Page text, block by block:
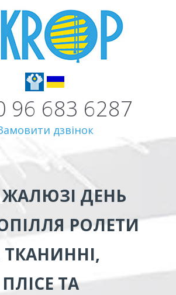
96 683 6287
дзвінок
ЖАЛЮЗІ ДЕНЬ
РОЛЕТИ
ТКАНИННІ,
ТА